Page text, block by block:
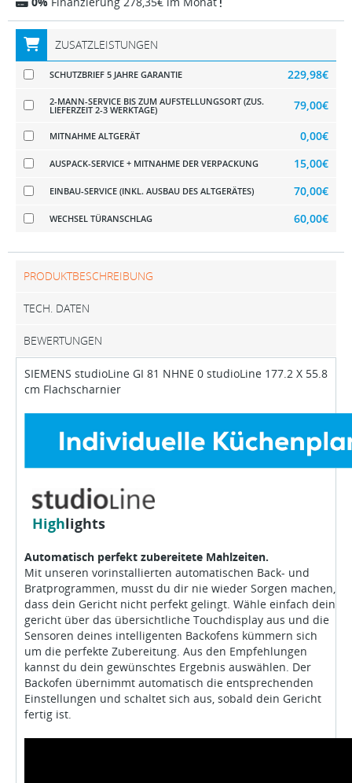
ZUSATZLEISTUNGEN
SCHUTZBRIEF 5 JAHRE GARANTIE 229,98€
2-MANN-SERVICE BIS ZUM AUFSTELLUNGSORT (ZUS.
LIEFERZEIT 2-3 WERKTAGE) 79,00€
MITNAHME ALTGERÄT 0,00€
AUSPACK-SERVICE + MITNAHME DER VERPACKUNG 15,00€
EINBAU-SERVICE (INKL. AUSBAU DES ALTGERÄTES) 70,00€
WECHSEL TÜRANSCHLAG 60,00€
PRODUKTBESCHREIBUNG
TECH. DATEN
BEWERTUNGEN
SIEMENS studioLine GI 81 NHNE 0 studioLine 177.2 X 55.8
cm Flachscharnier
Highlights
Automatisch perfekt zubereitete Mahlzeiten.
Mit unseren vorinstallierten automatischen Back- und
Bratprogrammen, musst du dir nie wieder Sorgen machen,
dass dein Gericht nicht perfekt gelingt. Wähle einfach dein
gericht über das übersichtliche Touchdisplay aus und die
Sensoren deines intelligenten Backofens kümmern sich
um die perfekte Zubereitung. Aus den Empfehlungen
kannst du dein gewünschtes Ergebnis auswählen. Der
Backofen übernimmt automatisch die entsprechenden
Einstellungen und schaltet sich aus, sobald dein Gericht
fertig ist.